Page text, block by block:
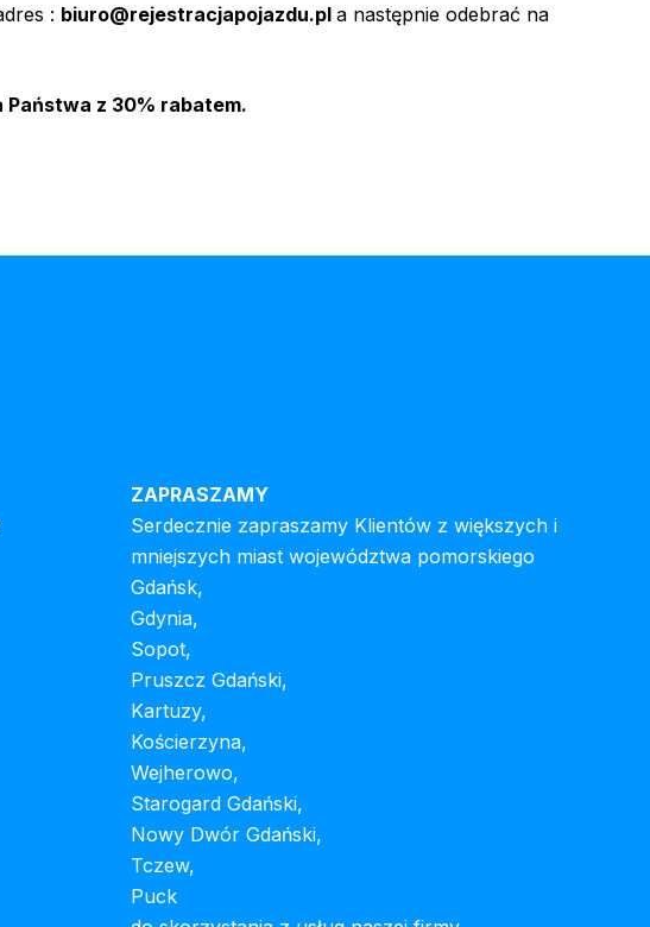
: biuro@rejestracjapojazdu.pl a następnie odebrać na
Państwa z 30% rabatem.
ZAPRASZAMY
Serdecznie zapraszamy Klientów z większych i
mniejszych miast województwa pomorskiego
Gdańsk,
Gdynia,
Sopot,
Pruszcz Gdański,
Kartuzy,
Kościerzyna,
Wejherowo,
Starogard Gdański,
Nowy Dwór Gdański,
Tczew,
Puck